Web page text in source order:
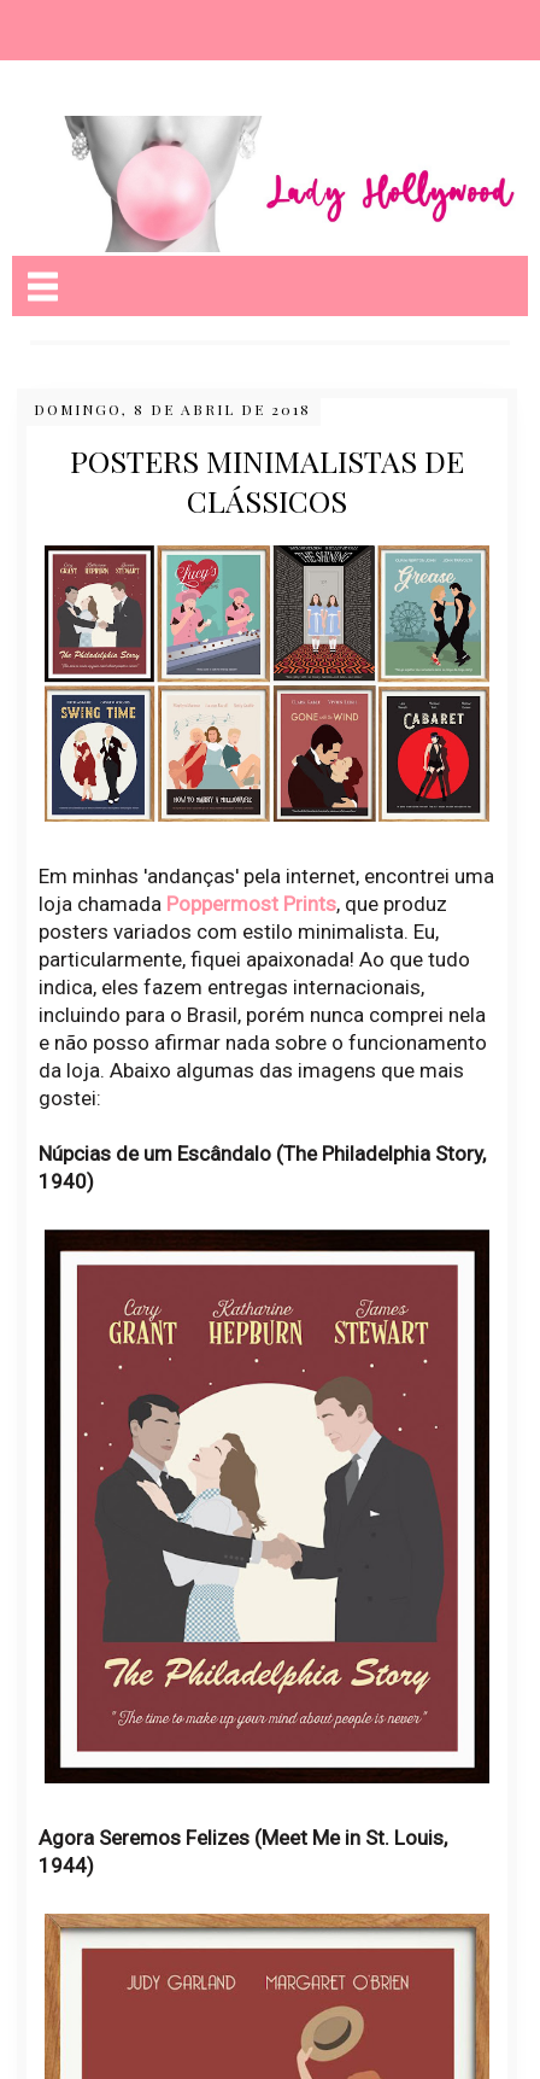
DOMINGO, 8 DE ABRIL DE 2018
POSTERS MINIMALISTAS DE
CLÁSSICOS
Em minhas 'andanças' pela internet, encontrei uma
loja chamada Poppermost Prints, que produz
posters variados com estilo minimalista. Eu,
particularmente, fiquei apaixonada! Ao que tudo
indica, eles fazem entregas internacionais,
incluindo para o Brasil, porém nunca comprei nela
e não posso afirmar nada sobre o funcionamento
da loja. Abaixo algumas das imagens que mais
gostei:
Núpcias de um Escândalo (The Philadelphia Story,
1940)
Agora Seremos Felizes (Meet Me in St. Louis,
1944)